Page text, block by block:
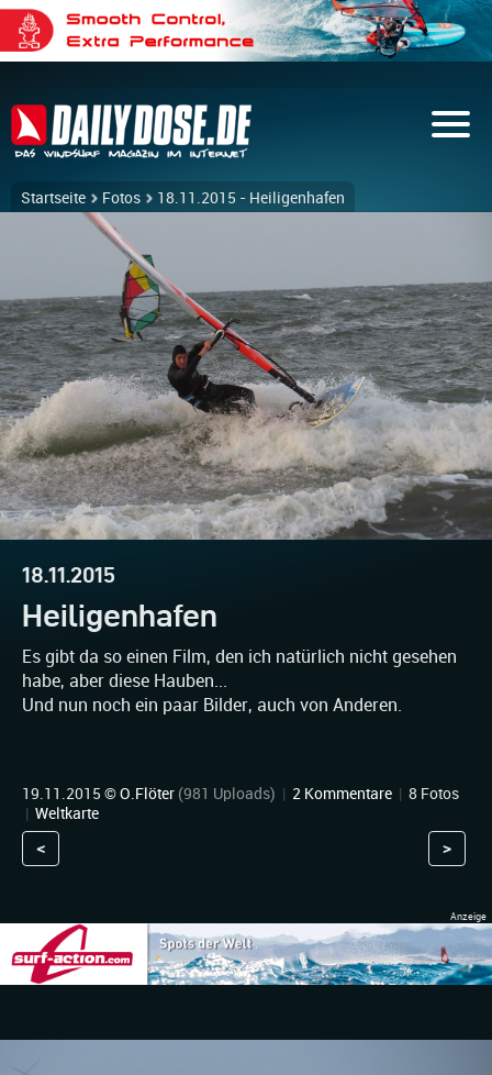
Startseite Fotos 18.11.2015 - Heiligenhafen
18.11.2015
Heiligenhafen
Es gibt da so einen Film, den ich natürlich nicht gesehen
habe, aber diese Hauben...
Und nun noch ein paar Bilder, auch von Anderen.
19.11.2015 ©O.Flöter (981 Uploads) | 2 Kommentare | 8 Fotos
| Weltkarte
< >